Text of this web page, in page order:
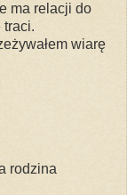
ma relacji do
traci.
wiarę
rodzina